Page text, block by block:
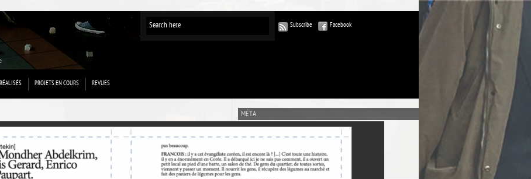
Subscribe Facebook
PROJETS EN COURS REVUES
MÉTA
Flux des commentaires
Site de WordPress-FR